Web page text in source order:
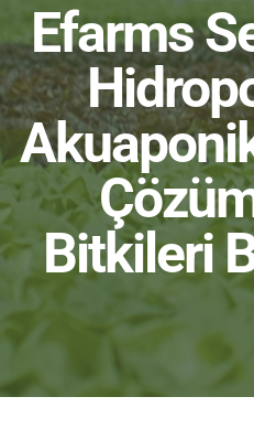
Efarms
Bitkileri